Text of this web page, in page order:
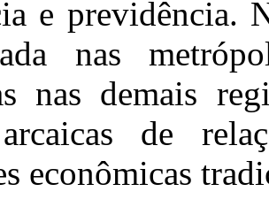
e previdência.
nas
nas demais
de
econômicas